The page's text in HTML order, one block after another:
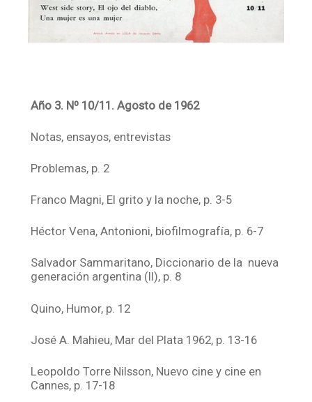
Año 3. Nº 10/11. Agosto de 1962
Notas, ensayos, entrevistas
Problemas, p. 2
Franco Magni, El grito y la noche, p. 3-5
Héctor Vena, Antonioni, biofilmografía, p. 6-7
Salvador Sammaritano, Diccionario de la nueva
generación argentina (II), p. 8
Quino, Humor, p. 12
José A. Mahieu, Mar del Plata 1962, p. 13-16
Leopoldo Torre Nilsson, Nuevo cine y cine en
Cannes, p. 17-18